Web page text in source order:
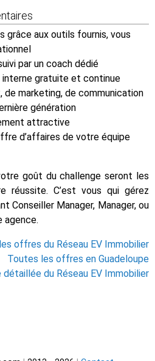
grâce aux outils fournis, vous
par un coach dédié
gratuite et continue
de marketing, de communication
génération
attractive
d’affaires de votre équipe
goût du challenge seront les
réussite. C’est vous qui gérez
Conseiller Manager, Manager, ou
agence.
offres du Réseau EV Immobilier
Toutes les offres en Guadeloupe
détaillée du Réseau EV Immobilier